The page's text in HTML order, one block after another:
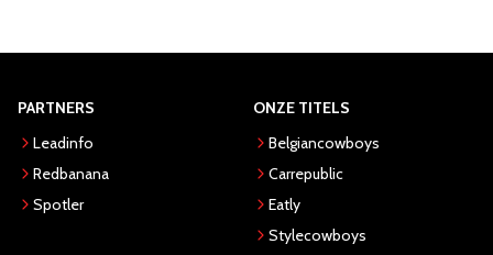
PARTNERS
Leadinfo
Redbanana
Spotler
ONZE TITELS
Belgiancowboys
Carrepublic
Eatly
Stylecowboys